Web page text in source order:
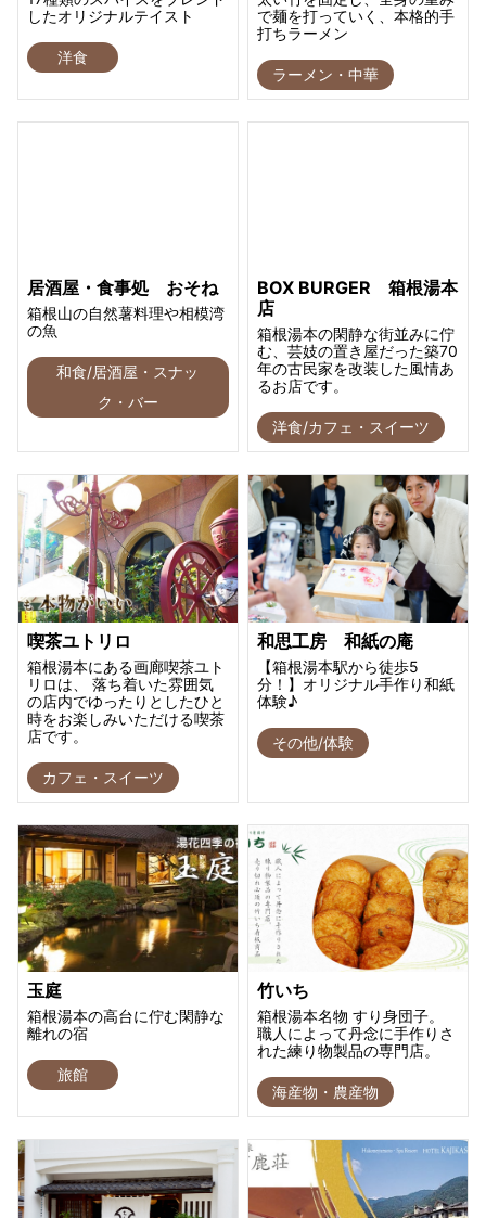
したオリジナルテイスト
洋食
で麺を打っていく、本格的手
打ちラーメン
ラーメン・中華
居酒屋・食事処 おそね
箱根山の自然薯料理や相模湾
の魚
和食/居酒屋・スナッ
ク・バー
BOX BURGER 箱根湯本
店
箱根湯本の閑静な街並みに佇
む、芸妓の置き屋だった築70
年の古民家を改装した風情あ
るお店です。
洋食/カフェ・スイーツ
喫茶ユトリロ
箱根湯本にある画廊喫茶ユト
リロは、 落ち着いた雰囲気
の店内でゆったりとしたひと
時をお楽しみいただける喫茶
店です。
カフェ・スイーツ
和思工房 和紙の庵
【箱根湯本駅から徒歩5
分！】オリジナル手作り和紙
体験♪
その他/体験
玉庭
箱根湯本の高台に佇む閑静な
離れの宿
旅館
竹いち
箱根湯本名物 すり身団子。
職人によって丹念に手作りさ
れた練り物製品の専門店。
海産物・農産物